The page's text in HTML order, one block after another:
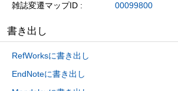
雑誌変遷マップID 00099800
書き出し
RefWorksに書き出し
EndNoteに書き出し